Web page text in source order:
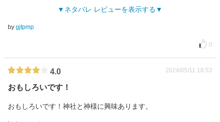
ネタバレ レビューを表示する
by gjtpmp
0
4.0 2024/05/11 18:53
おもしろいです！
おもしろいです！神社と神様に興味あります。